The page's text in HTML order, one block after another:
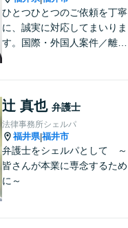
ださい。
ひとつひとつのご依頼を丁寧
に、誠実に対応してまいりま
す。国際・外国人案件／離
故／刑事弁護・犯罪被害者な
ど、幅広く対応可能。お気軽
にご相談ください。
辻 真也 弁護士
法律事務所シェルパ
福井県|福井市
弁護士をシェルパとして ～
皆さんが本業に専念するため
に～